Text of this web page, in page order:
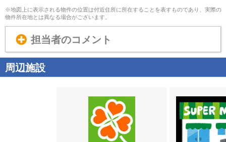
※地図上に表示される物件の位置は付近住所に所在することを表すものであり、実際の
物件所在地とは異なる場合がございます。
担当者のコメント
周辺施設